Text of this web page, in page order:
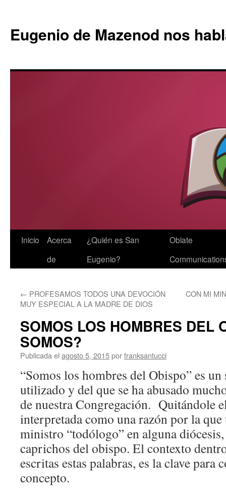
Eugenio de Mazenod nos
Saltar
Inicio
Acerca
de
¿Quién es San
Eugenio?
Oblate
← PROFESAMOS TODOS UNA DEVOCIÓN
MUY ESPECIAL A LA MADRE DE DIOS
CON MI
SOMOS LOS HOMBRES DEL
SOMOS?
Publicada el agosto 5, 2015porfranksantucci
“Somos los hombres del Obispo” es un
utilizado y del que se ha abusado
de nuestra Congregación. Quitándole
interpretada como una razón por la
ministro “todólogo” en alguna
caprichos del obispo. El contexto
escritas estas palabras, es la clave para
concepto.